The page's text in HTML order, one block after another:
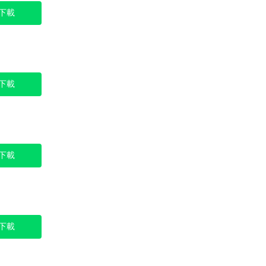
載
載
載
載